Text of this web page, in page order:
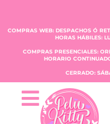
COMPRAS WEB: DESPACHOS Ó
HORAS HÁBILES:
COMPRAS PRESENCIALES:
HORARIO
CERRADO: